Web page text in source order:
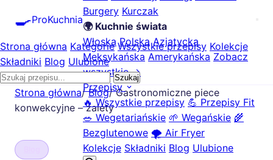
🍳ProKuchnia
Burgery Kurczak
🌍 Kuchnie świata
Włoska Polska Azjatycka
Meksykańska Amerykańska Zobacz
wszystkie →
Przepisy
🔥 Wszystkie przepisy 💪 Przepisy Fit
🥗 Wegetariańskie 🌱 Wegańskie 🌾
Bezglutenowe 🌪️ Air Fryer
Kolekcje Składniki Blog Ulubione
Strona główna Kategorie Wszystkie przepisy Kolekcje
Składniki Blog Ulubione
Szukaj
Strona główna/ Blog/ Gastronomiczne piece
konwekcyjne – zalety